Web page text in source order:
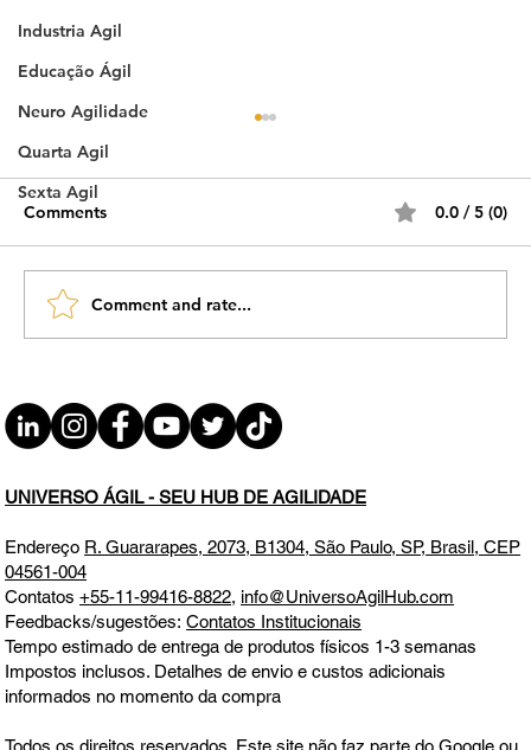
Industria Agil
Educação Ágil
Neuro Agilidade
Quarta Agil
Sexta Agil
Sociais Instagram e LinkedIn
Comments 0.0 / 5 (0)
Comment and rate...
UNIVERSO ÁGIL - SEU HUB DE AGILIDADE
Endereço R. Guararapes, 2073, B1304, São Paulo, SP, Brasil, CEP
04561-004
Contatos+55-11-99416-8822, info@UniversoAgilHub.com
Feedbacks/sugestões:Contatos Institucionais
Tempo estimado de entrega de produtos físicos 1-3 semanas
Impostos inclusos. Detalhes de envio e custos adicionais
informados no momento da compra